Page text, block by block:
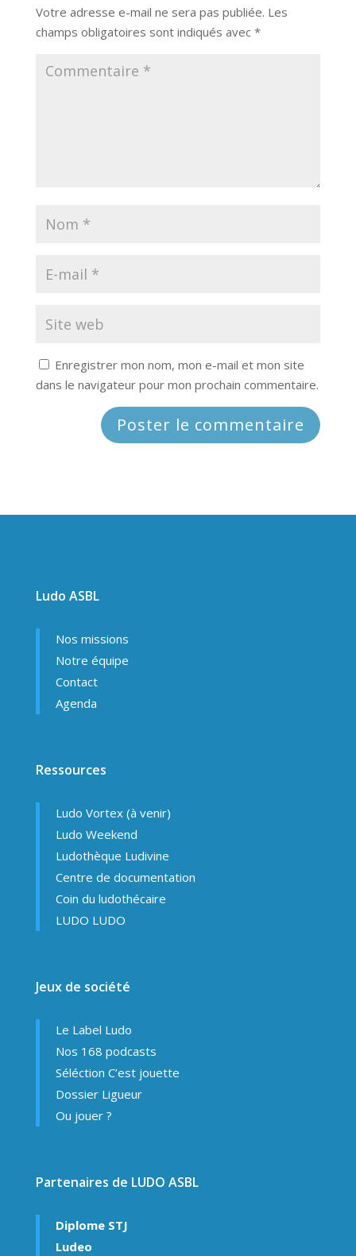
Votre adresse e-mail ne sera pas publiée. Les
champs obligatoires sont indiqués avec *
Enregistrer mon nom, mon e-mail et mon site
dans le navigateur pour mon prochain commentaire.
Ludo ASBL
Nos missions
Notre équipe
Contact
Agenda
Ressources
Ludo Vortex (à venir)
Ludo Weekend
Ludothèque Ludivine
Centre de documentation
Coin du ludothécaire
LUDO LUDO
Jeux de société
Le Label Ludo
Nos 168 podcasts
Séléction C’est jouette
Dossier Ligueur
Ou jouer ?
Partenaires de LUDO ASBL
Diplome STJ
Ludeo